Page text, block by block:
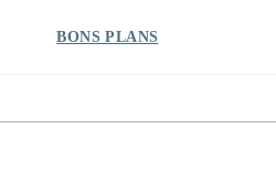
BONS PLANS